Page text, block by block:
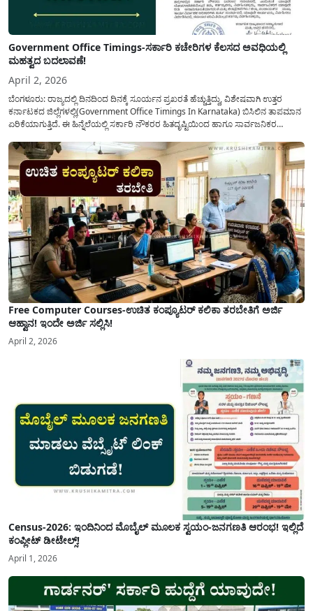
Government Office Timings-ಸರ್ಕಾರಿ ಕಚೇರಿಗಳ ಕೆಲಸದ ಅವಧಿಯಲ್ಲಿ
ಮಹತ್ವದ ಬದಲಾವಣೆ!
April 2, 2026
ಬೆಂಗಳೂರು: ರಾಜ್ಯದಲ್ಲಿ ದಿನದಿಂದ ದಿನಕ್ಕೆ ಸೂರ್ಯನ ಪ್ರಖರತೆ ಹೆಚ್ಚುತ್ತಿದ್ದು, ವಿಶೇಷವಾಗಿ ಉತ್ತರ
ಕರ್ನಾಟಕದ ಜಿಲ್ಲೆಗಳಲ್ಲಿ(Government Office Timings In Karnataka) ಬಿಸಿಲಿನ ತಾಪಮಾನ
ಏರಿಕೆಯಾಗುತ್ತಿದೆ. ಈ ಹಿನ್ನೆಲೆಯಲ್ಲಿ ಸರ್ಕಾರಿ ನೌಕರರ ಹಿತದೃಷ್ಟಿಯಿಂದ ಹಾಗೂ ಸಾರ್ವಜನಿಕರ
ಮತ್ತು ಕಲ್ಯಾಣ ಕರ್ನಾಟಕದ ಒಟ್ಟು 9 ಜಿಲ್ಲೆಗಳಲ್ಲಿ ಏಪ್ರಿಲ್...
Free Computer Courses-ಉಚಿತ ಕಂಪ್ಯೂಟರ್ ಕಲಿಕಾ ತರಬೇತಿಗೆ ಅರ್ಜಿ
ಆಹ್ವಾನ! ಇಂದೇ ಅರ್ಜಿ ಸಲ್ಲಿಸಿ!
April 2, 2026
Census-2026: ಇಂದಿನಿಂದ ಮೊಬೈಲ್ ಮೂಲಕ ಸ್ವಯಂ-ಜನಗಣತಿ ಆರಂಭ! ಇಲ್ಲಿದೆ
ಕಂಪ್ಲೀಟ್ ಡೀಟೇಲ್ಸ್!
April 1, 2026